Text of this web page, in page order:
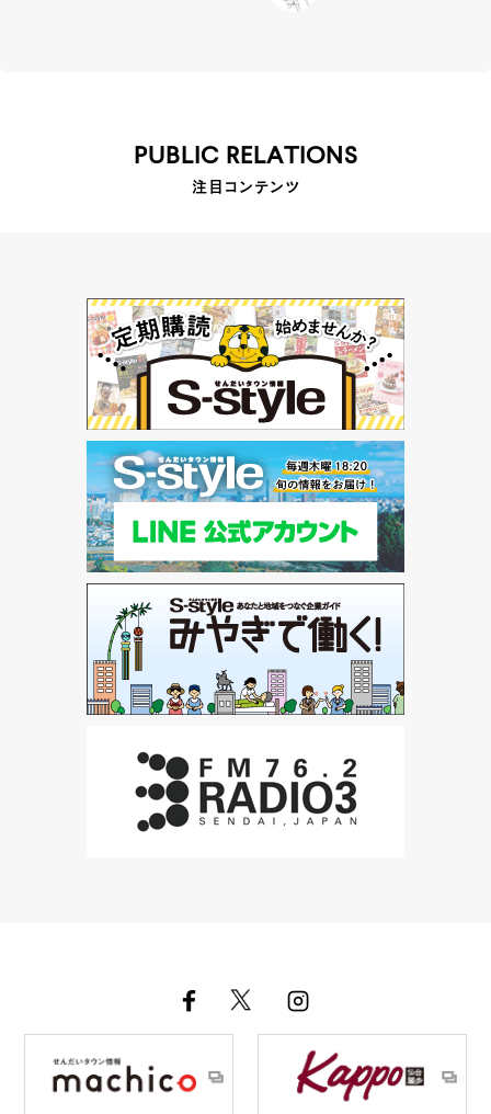
PUBLIC RELATIONS
注目コンテンツ